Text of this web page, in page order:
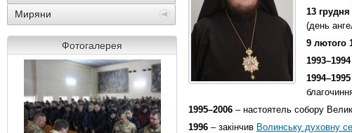
Миряни
Фотогалерея
13
(день
9 лютого
1993–1994
1994–1995
1995–2006 – настоятель собору
1996 – закінчив Волинську духовну